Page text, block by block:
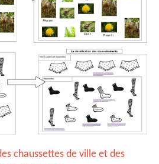
chaussettes de ville et des